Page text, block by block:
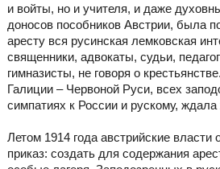
и войты, но и учителя, и даже
доносов пособников Австрии, была
аресту вся русинская лемковская
священники, адвокаты, судьи,
гимназисты, не говоря о
Галиции – Червоной Руси, всех
симпатиях к России и рускому, ждала
Летом 1914 года австрийские власти
приказ: создать для содержания